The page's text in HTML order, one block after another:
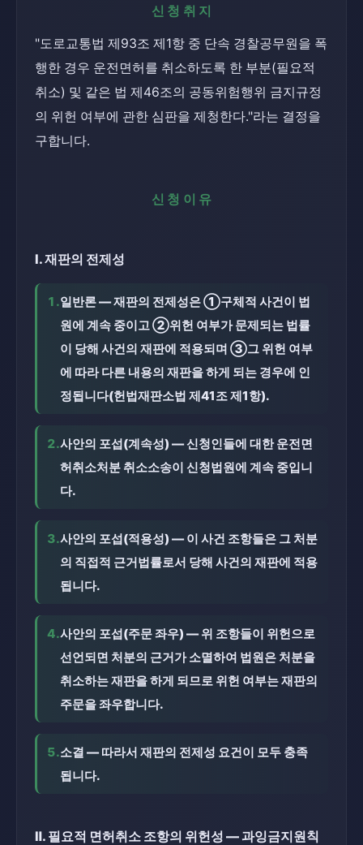
신청취지
"도로교통법 제93조 제1항 중 단속 경찰공무원을 폭
행한 경우 운전면허를 취소하도록 한 부분(필요적
취소) 및 같은 법 제46조의 공동위험행위 금지규정
의 위헌 여부에 관한 심판을 제청한다."라는 결정을
구합니다.
신청이유
Ⅰ. 재판의 전제성
1.일반론 — 재판의 전제성은 ①구체적 사건이 법
원에 계속 중이고 ②위헌 여부가 문제되는 법률
이 당해 사건의 재판에 적용되며 ③그 위헌 여부
에 따라 다른 내용의 재판을 하게 되는 경우에 인
정됩니다(헌법재판소법 제41조 제1항).
2.사안의 포섭(계속성) — 신청인들에 대한 운전면
허취소처분 취소소송이 신청법원에 계속 중입니
다.
3.사안의 포섭(적용성) — 이 사건 조항들은 그 처분
의 직접적 근거법률로서 당해 사건의 재판에 적용
됩니다.
4.사안의 포섭(주문 좌우) — 위 조항들이 위헌으로
선언되면 처분의 근거가 소멸하여 법원은 처분을
취소하는 재판을 하게 되므로 위헌 여부는 재판의
주문을 좌우합니다.
5.소결 — 따라서 재판의 전제성 요건이 모두 충족
됩니다.
Ⅱ. 필요적 면허취소 조항의 위헌성 — 과잉금지원칙